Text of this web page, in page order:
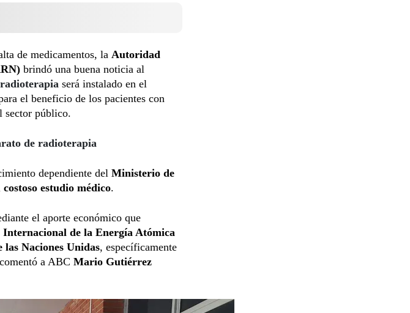
de medicamentos, la Autoridad
brindó una buena noticia al
radioterapia será instalado en el
el beneficio de los pacientes con
sector público.
de radioterapia
dependiente del Ministerio de
costoso estudio médico.
el aporte económico que
Internacional de la Energía Atómica
las Naciones Unidas, específicamente
a ABC Mario Gutiérrez